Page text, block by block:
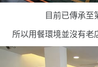
目前已傳承至
所以用餐環境並沒有老